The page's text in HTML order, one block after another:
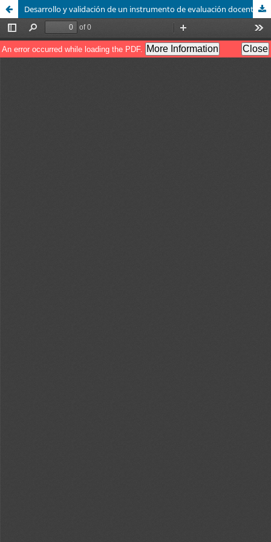
Desarrollo y validación de un instrumento de evaluación docente en línea